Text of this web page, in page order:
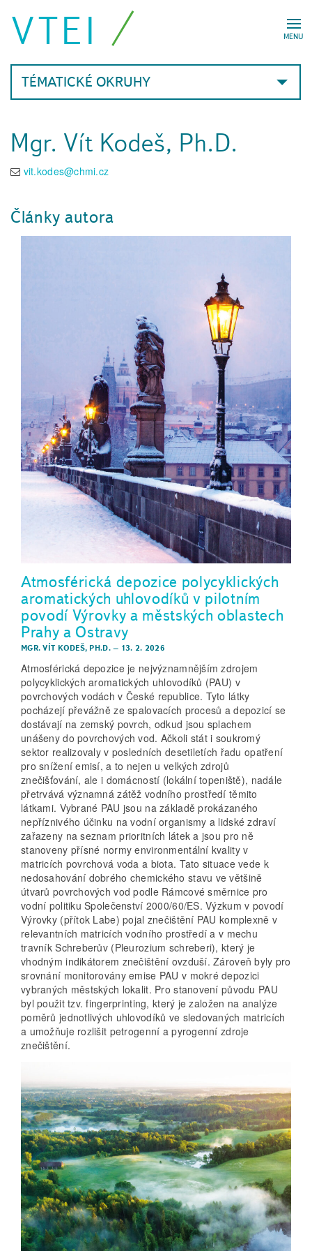
MENU
VTEI
TÉMATICKÉ OKRUHY
Mgr. Vít Kodeš, Ph.D.
vit.kodes@chmi.cz
Články autora
Atmosférická depozice polycyklických
aromatických uhlovodíků v pilotním
povodí Výrovky a městských oblastech
Prahy a Ostravy
MGR. VÍT KODEŠ, PH.D.– 13. 2. 2026
Atmosférická depozice je nejvýznamnějším zdrojem
polycyklických aromatických uhlovodíků (PAU) v
povrchových vodách v České republice. Tyto látky
pocházejí převážně ze spalovacích procesů a depozicí se
dostávají na zemský povrch, odkud jsou splachem
unášeny do povrchových vod. Ačkoli stát i soukromý
sektor realizovaly v posledních desetiletích řadu opatření
pro snížení emisí, a to nejen u velkých zdrojů
znečišťování, ale i domácností (lokální topeniště), nadále
přetrvává významná zátěž vodního prostředí těmito
látkami. Vybrané PAU jsou na základě prokázaného
nepříznivého účinku na vodní organismy a lidské zdraví
zařazeny na seznam prioritních látek a jsou pro ně
stanoveny přísné normy environmentální kvality v
matricích povrchová voda a biota. Tato situace vede k
nedosahování dobrého chemického stavu ve většině
útvarů povrchových vod podle Rámcové směrnice pro
vodní politiku Společenství 2000/60/ES. Výzkum v povodí
Výrovky (přítok Labe) pojal znečištění PAU komplexně v
relevantních matricích vodního prostředí a v mechu
travník Schreberův (Pleurozium schreberi), který je
vhodným indikátorem znečištění ovzduší. Zároveň byly pro
srovnání monitorovány emise PAU v mokré depozici
vybraných městských lokalit. Pro stanovení původu PAU
byl použit tzv. fingerprinting, který je založen na analýze
poměrů jednotlivých uhlovodíků ve sledovaných matricích
a umožňuje rozlišit petrogenní a pyrogenní zdroje
znečištění.